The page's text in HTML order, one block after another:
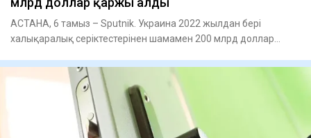
АСТАНА, 6 тамыз – Sputnik. Украина 2022 жылдан бері
халықаралық серіктестерінен шамамен 200 млрд доллар